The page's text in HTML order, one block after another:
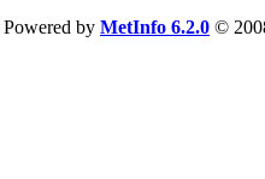
by MetInfo 6.2.0 ©